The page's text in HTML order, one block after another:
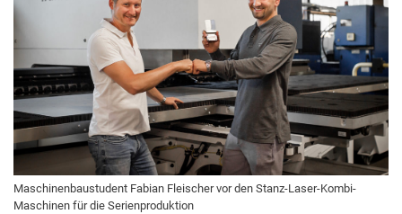
Maschinenbaustudent Fabian Fleischer vor den Stanz-Laser-Kombi-
Maschinen für die Serienproduktion